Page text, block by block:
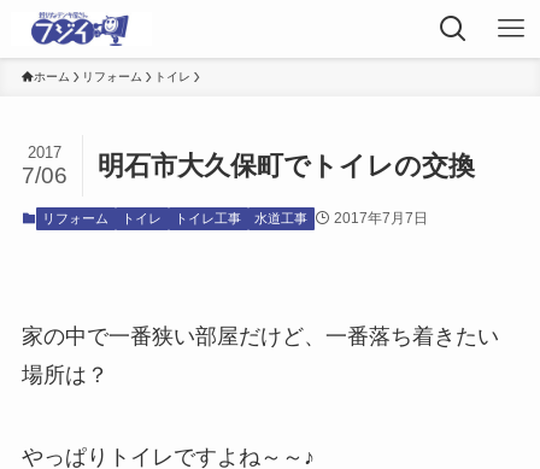
ホーム リフォーム トイレ
明石市大久保町でトイレの交換
2017
7/06
リフォーム トイレ トイレ工事 水道工事 2017年7月7日
家の中で一番狭い部屋だけど、一番落ち着きたい
場所は？
やっぱりトイレですよね～～♪